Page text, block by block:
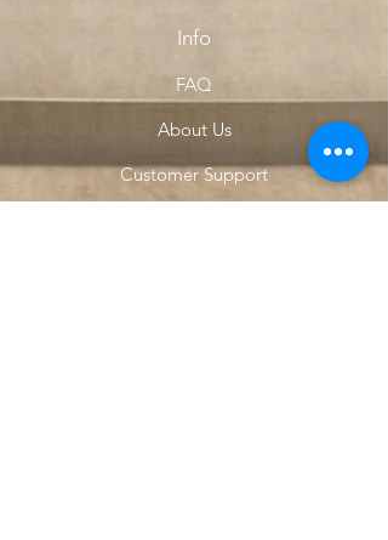
Info
FAQ
About Us
Customer Support